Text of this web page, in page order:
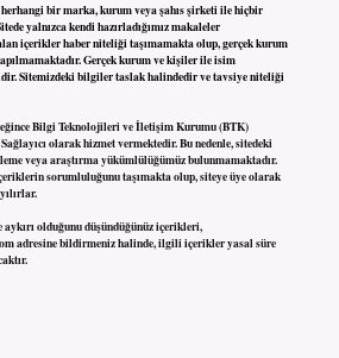
bir marka, kurum veya şahıs şirketi ile hiçbir
yalnızca kendi hazırladığımız makaleler
içerikler haber niteliği taşımamakta olup, gerçek kurum
Gerçek kurum ve kişiler ile isim
Sitemizdeki bilgiler taslak halindedir ve tavsiye niteliği
Bilgi Teknolojileri ve İletişim Kurumu (BTK)
olarak hizmet vermektedir. Bu nedenle, sitedeki
veya araştırma yükümlülüğümüz bulunmamaktadır.
sorumluluğunu taşımakta olup, siteye üye olarak
olduğunu düşündüğünüz içerikleri,
adresine bildirmeniz halinde, ilgili içerikler yasal süre